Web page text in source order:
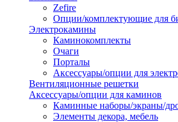
Zefire
Опции/комплектующие для
Электрокамины
Каминокомплекты
Очаги
Порталы
Аксессуары/опции для
Вентиляционные решетки
Аксессуары/опции для каминов
Каминные наборы/экраны/
Элементы декора, мебель